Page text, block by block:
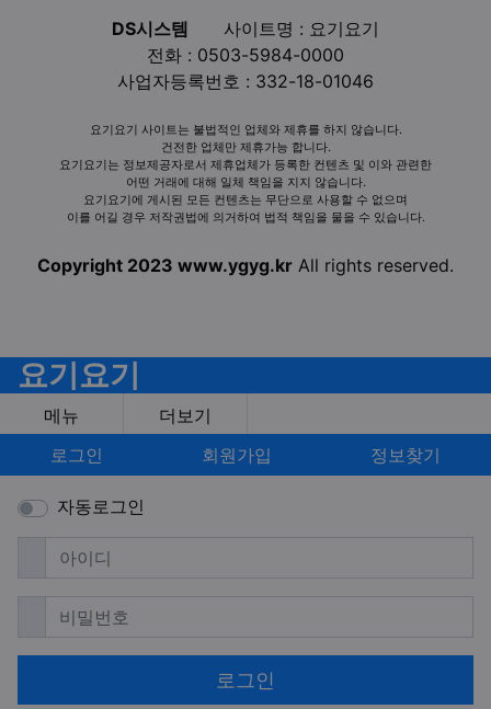
DS시스템
사이트명 : 요기요기
전화 : 0503-5984-0000
사업자등록번호 : 332-18-01046
요기요기 사이트는 불법적인 업체와 제휴를 하지 않습니다.
건전한 업체만 제휴가능 합니다.
요기요기는 정보제공자로서 제휴업체가 등록한 컨텐츠 및 이와 관련한
어떤 거래에 대해 일체 책임을 지지 않습니다.
요기요기에 게시된 모든 컨텐츠는 무단으로 사용할 수 없으며
이를 어길 경우 저작권법에 의거하여 법적 책임을 물을 수 있습니다.
Copyright 2023 www.ygyg.kr All rights reserved.
요기요기
메뉴
더보기
로그인
회원가입 정보찾기
자동로그인
아이디 필수
비밀번호필수
로그인